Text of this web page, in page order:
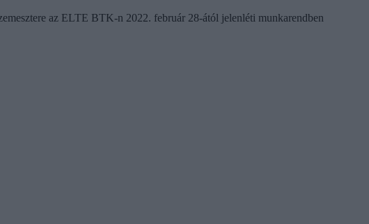
az ELTE BTK-n 2022. február 28-ától jelenléti munkarendben